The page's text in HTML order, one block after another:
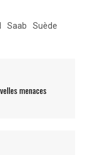
Saab Suède
menaces